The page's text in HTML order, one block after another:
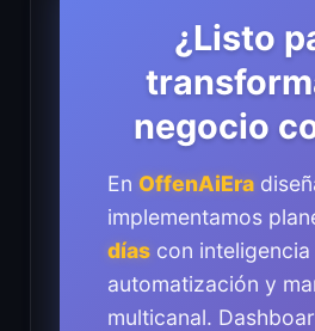
¿Listo
negocio
En OffenAiEra
implementamos
días con
automatización y
multicanal.